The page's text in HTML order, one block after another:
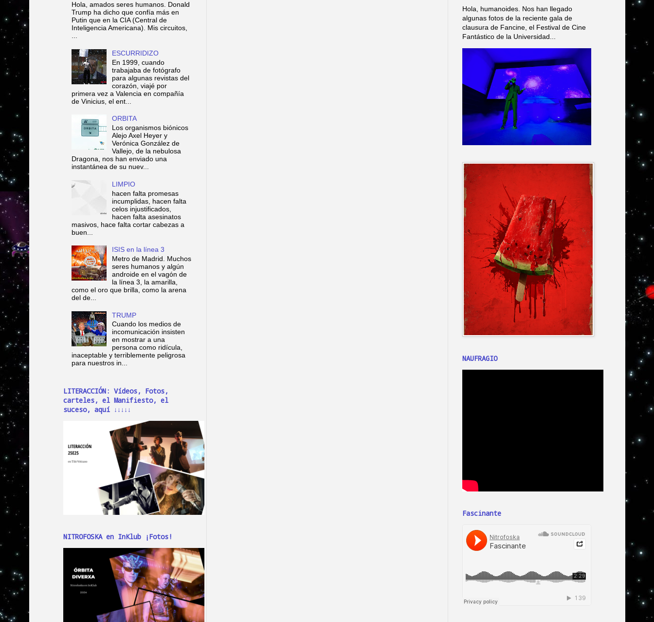
Hola, amados seres humanos. Donald
Trump ha dicho que confía más en
Putin que en la CIA (Central de
Inteligencia Americana). Mis circuitos,
...
ESCURRIDIZO
En 1999, cuando
trabajaba de fotógrafo
para algunas revistas del
corazón, viajé por
primera vez a Valencia en compañía
de Vinicius, el ent...
ORBITA
Los organismos biónicos
Alejo Axel Heyer y
Verónica González de
Vallejo, de la nebulosa
Dragona, nos han enviado una
instantánea de su nuev...
LIMPIO
hacen falta promesas
incumplidas, hacen falta
celos injustificados,
hacen falta asesinatos
masivos, hace falta cortar cabezas a
buen...
ISIS en la línea 3
Metro de Madrid. Muchos
seres humanos y algún
androide en el vagón de
la línea 3, la amarilla,
como el oro que brilla, como la arena
del de...
TRUMP
Cuando los medios de
incomunicación insisten
en mostrar a una
persona como ridícula,
inaceptable y terriblemente peligrosa
para nuestros in...
LITERACCIÓN: Vídeos, Fotos,
carteles, el Manifiesto, el
suceso, aquí ↓↓↓↓↓
NITROFOSKA en InKlub ¡Fotos!
Hola, humanoides. Nos han llegado
algunas fotos de la reciente gala de
clausura de Fancine, el Festival de Cine
Fantástico de la Universidad...
NAUFRAGIO
Fascinante